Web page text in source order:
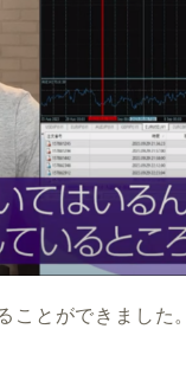
ことができました。